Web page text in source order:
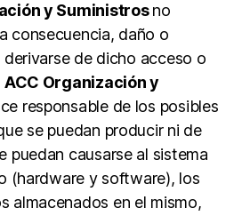
y Suministrosno
consecuencia, daño o
de dicho acceso o
ACC Organización y
responsable de los posibles
se puedan producir ni de
puedan causarse al sistema
(hardware y software), los
almacenados en el mismo,